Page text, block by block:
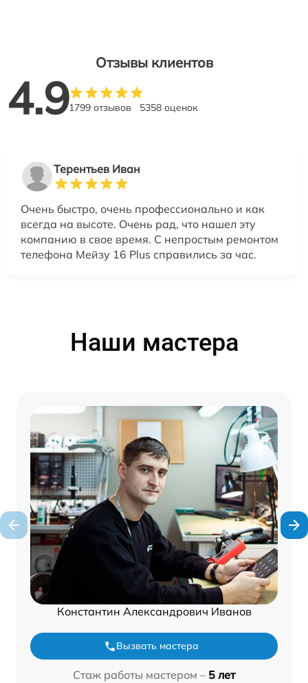
Отзывы клиентов
4.91799 отзывов 5358 оценок
Терентьев Иван
Очень быстро, очень профессионально и как
всегда на высоте. Очень рад, что нашел эту
компанию в свое время. С непростым ремонтом
телефона Мейзу 16 Plus справились за час.
Наши мастера
Константин Александрович Иванов
Вызвать мастера
Стаж работы мастером – 5 лет